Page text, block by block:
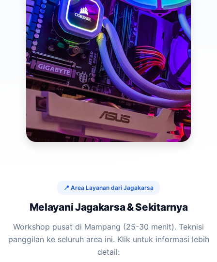
📍 Area Layanan dari Jagakarsa
Melayani Jagakarsa & Sekitarnya
Workshop pusat di Mampang (25-30 menit). Teknisi
panggilan ke seluruh area ini. Klik untuk informasi lebih
detail: